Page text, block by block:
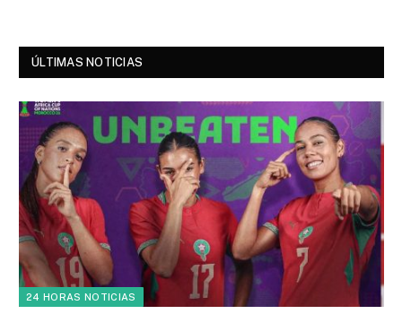
ÚLTIMAS NOTICIAS
24 HORAS NOTICIAS